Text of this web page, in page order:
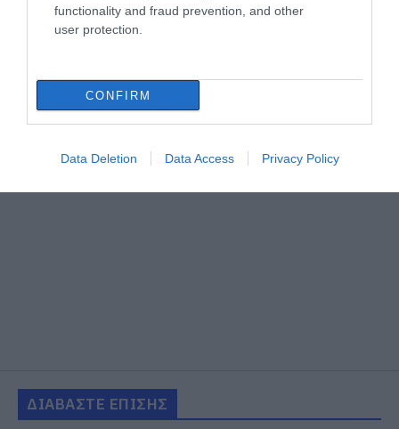
functionality and fraud prevention, and other
user protection.
CONFIRM
Data Deletion Data Access Privacy Policy
ΔΙΑΒΑΣΤΕ ΕΠΙΣΗΣ